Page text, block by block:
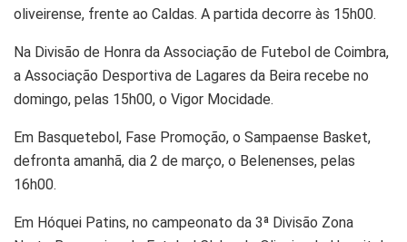
oliveirense, frente ao Caldas. A partida decorre às 15h00.
Na Divisão de Honra da Associação de Futebol de Coimbra,
a Associação Desportiva de Lagares da Beira recebe no
domingo, pelas 15h00, o Vigor Mocidade.
Em Basquetebol, Fase Promoção, o Sampaense Basket,
defronta amanhã, dia 2 de março, o Belenenses, pelas
16h00.
Em Hóquei Patins, no campeonato da 3ª Divisão Zona